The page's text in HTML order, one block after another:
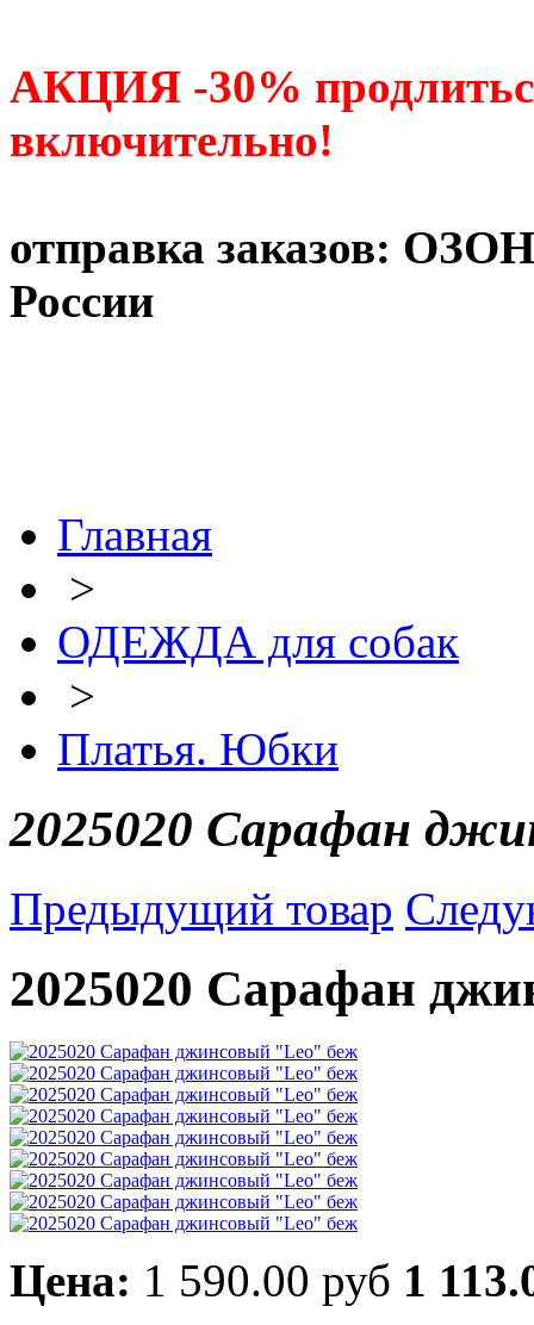
АКЦИЯ -30%
включительно!
отправка заказов:
России
Главная
>
ОДЕЖДА для собак
>
Платья. Юбки
2025020 Сарафан
Предыдущий товар
2025020 Сарафан
Цена: 1 590.00 руб 1